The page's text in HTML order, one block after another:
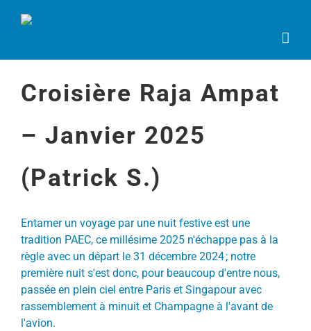
Croisière Raja Ampat
– Janvier 2025
(Patrick S.)
Entamer un voyage par une nuit festive est une
tradition PAEC, ce millésime 2025 n'échappe pas à la
règle avec un départ le 31 décembre 2024 ; notre
première nuit s'est donc, pour beaucoup d'entre nous,
passée en plein ciel entre Paris et Singapour avec
rassemblement à minuit et Champagne à l'avant de
l'avion.